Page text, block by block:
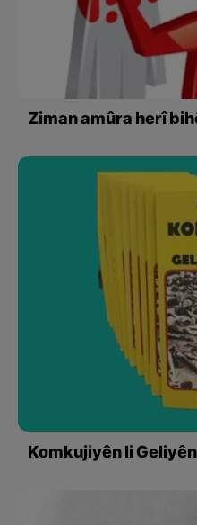
Ziman amûra herî
Komkujiyên li